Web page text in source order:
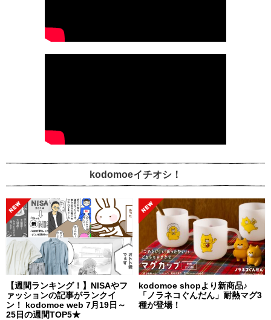
kodomoeイチオシ！
【週間ランキング！】NISAやフ
ァッションの記事がランクイ
ン！ kodomoe web 7月19日～
25日の週間TOP5★
kodomoe shopより新商品♪
「ノラネコぐんだん」耐熱マグ3
種が登場！